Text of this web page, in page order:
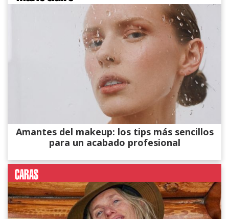
Amantes del makeup: los tips más sencillos
para un acabado profesional